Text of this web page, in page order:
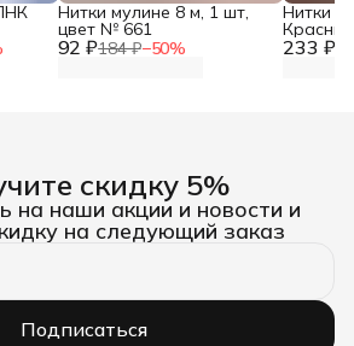
92 ₽184 ₽−50%
Нитки мулине 8 м, 1 шт,
цвет № 661
233 ₽
Нитки
цветов,
скидку 5%
на наши акции и новости и
на следующий заказ
Подписаться